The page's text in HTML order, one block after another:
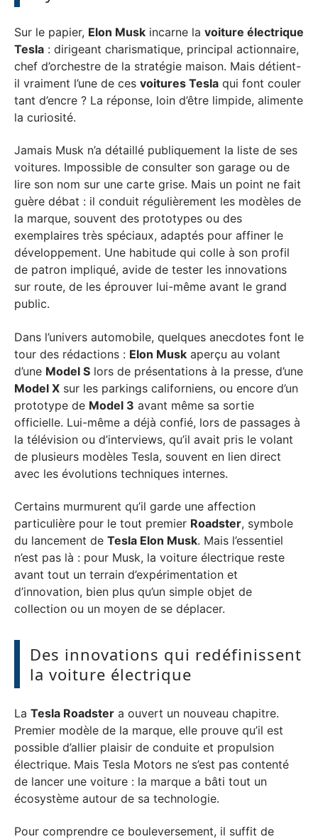
Sur le papier, Elon Musk incarne la voiture électrique
Tesla : dirigeant charismatique, principal actionnaire,
chef d’orchestre de la stratégie maison. Mais détient-
il vraiment l’une de ces voitures Tesla qui font couler
tant d’encre ? La réponse, loin d’être limpide, alimente
la curiosité.
Jamais Musk n’a détaillé publiquement la liste de ses
voitures. Impossible de consulter son garage ou de
lire son nom sur une carte grise. Mais un point ne fait
guère débat : il conduit régulièrement les modèles de
la marque, souvent des prototypes ou des
exemplaires très spéciaux, adaptés pour affiner le
développement. Une habitude qui colle à son profil
de patron impliqué, avide de tester les innovations
sur route, de les éprouver lui-même avant le grand
public.
Dans l’univers automobile, quelques anecdotes font le
tour des rédactions : Elon Musk aperçu au volant
d’une Model S lors de présentations à la presse, d’une
Model X sur les parkings californiens, ou encore d’un
prototype de Model 3 avant même sa sortie
officielle. Lui-même a déjà confié, lors de passages à
la télévision ou d’interviews, qu’il avait pris le volant
de plusieurs modèles Tesla, souvent en lien direct
avec les évolutions techniques internes.
Certains murmurent qu’il garde une affection
particulière pour le tout premier Roadster, symbole
du lancement de Tesla Elon Musk. Mais l’essentiel
n’est pas là : pour Musk, la voiture électrique reste
avant tout un terrain d’expérimentation et
d’innovation, bien plus qu’un simple objet de
collection ou un moyen de se déplacer.
Des innovations qui redéfinissent
la voiture électrique
La Tesla Roadster a ouvert un nouveau chapitre.
Premier modèle de la marque, elle prouve qu’il est
possible d’allier plaisir de conduite et propulsion
électrique. Mais Tesla Motors ne s’est pas contenté
de lancer une voiture : la marque a bâti tout un
écosystème autour de sa technologie.
Pour comprendre ce bouleversement, il suffit de